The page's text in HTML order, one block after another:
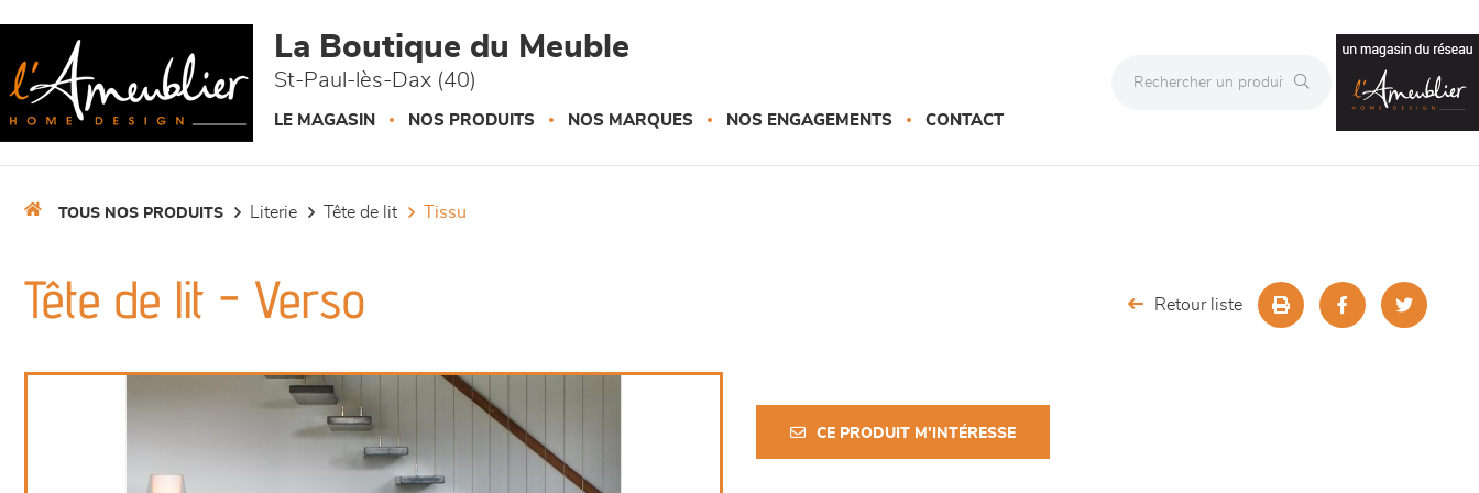
La Boutique du Meuble
St-Paul-lès-Dax (40)
LE MAGASIN NOS PRODUITS NOS MARQUES NOS ENGAGEMENTS CONTACT
TOUS NOS PRODUITS literie tête de lit tissu
Tête de lit - Verso Retour liste
CE PRODUIT M'INTÉRESSE